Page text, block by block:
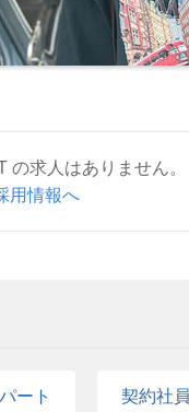
求人はありません。
用情報へ
ート 契約社